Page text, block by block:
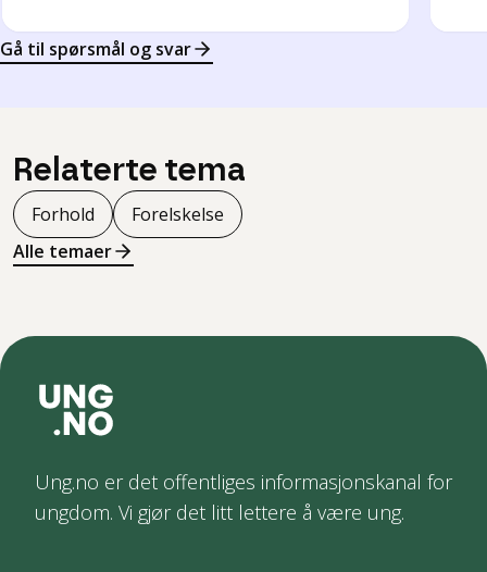
Gå til spørsmål og svar
Relaterte tema
Forhold
Forelskelse
Alle temaer
Ung.no er det offentliges informasjonskanal for
ungdom. Vi gjør det litt lettere å være ung.